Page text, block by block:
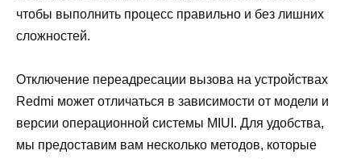
чтобы выполнить процесс правильно и без лишних
сложностей.
Отключение переадресации вызова на устройствах
Redmi может отличаться в зависимости от модели и
версии операционной системы MIUI. Для удобства,
мы предоставим вам несколько методов, которые